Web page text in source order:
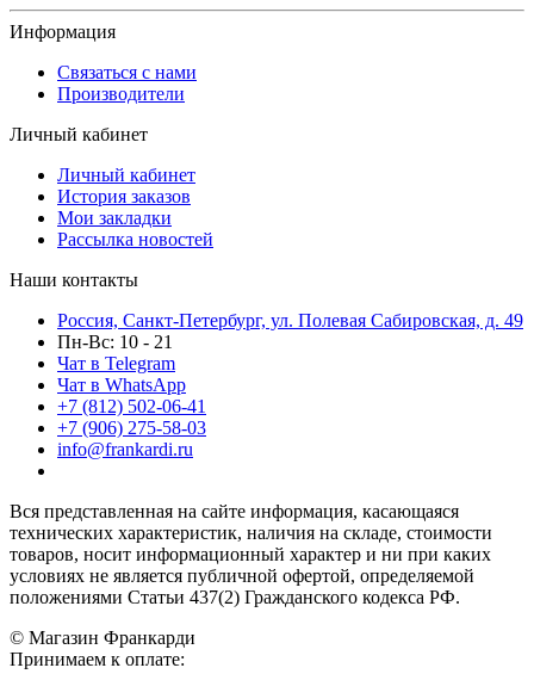
Информация
Связаться с нами
Производители
Личный кабинет
Личный кабинет
История заказов
Мои закладки
Рассылка новостей
Наши контакты
Россия, Санкт-Петербург, ул. Полевая Сабировская, д. 49
Пн-Вс: 10 - 21
Чат в Telegram
Чат в WhatsApp
+7 (812) 502-06-41
+7 (906) 275-58-03
info@frankardi.ru
Вся представленная на сайте информация, касающаяся
технических характеристик, наличия на складе, стоимости
товаров, носит информационный характер и ни при каких
условиях не является публичной офертой, определяемой
положениями Статьи 437(2) Гражданского кодекса РФ.
© Магазин Франкарди
Принимаем к оплате: